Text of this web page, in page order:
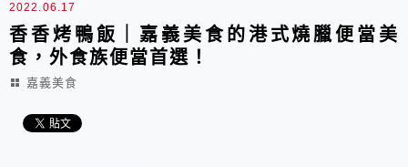
2022.06.17
香香烤鴨飯｜嘉義美食的港式燒臘便當美
食，外食族便當首選！
嘉義美食